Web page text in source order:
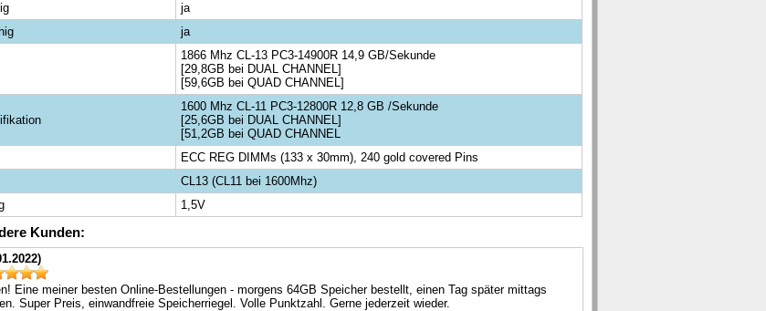
ja
ja
1866 Mhz CL-13 PC3-14900R 14,9 GB/Sekunde
[29,8GB bei DUAL CHANNEL]
[59,6GB bei QUAD CHANNEL]
1600 Mhz CL-11 PC3-12800R 12,8 GB /Sekunde
[25,6GB bei DUAL CHANNEL]
[51,2GB bei QUAD CHANNEL
ECC REG DIMMs (133 x 30mm), 240 gold covered Pins
CL13 (CL11 bei 1600Mhz)
1,5V
Kunden:
Eine meiner besten Online-Bestellungen - morgens 64GB Speicher bestellt, einen Tag später mittags
Super Preis, einwandfreie Speicherriegel. Volle Punktzahl. Gerne jederzeit wieder.